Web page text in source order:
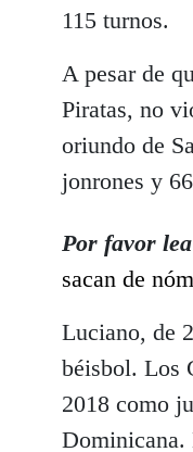
115 turnos.
A pesar de
Piratas, no
oriundo de
jonrones y
Por favor
sacan de
Luciano, de
béisbol. Los
2018 como
Dominicana.